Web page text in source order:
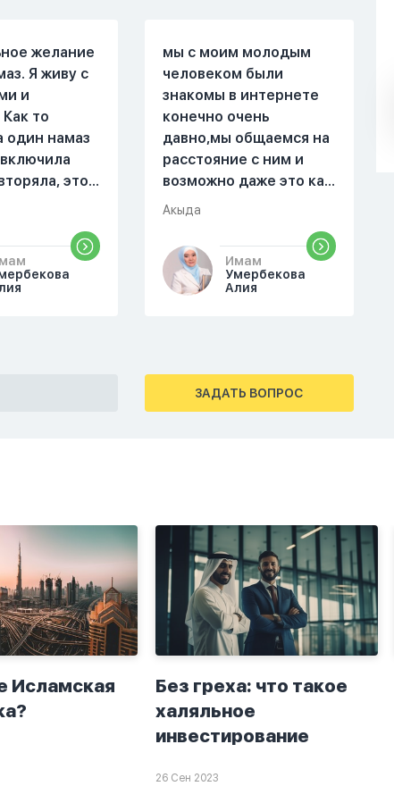
желание
Я живу с
и
то
один намаз
это
сестра.
почему ты
Ты
себя.
От родных
мы с моим молодым
человеком были
знакомы в интернете
конечно очень
давно,мы общаемся на
расстояние с ним и
возможно даже это как
то помешало,знаю о 17
прочитать два раза
истихар намаз,первый
раз я прочитала до
спокойно и в голову
начали лезть только
хорошие мысли,во
переводом на
русский,потому что
боялась ошибиться и
то что намаз не
примется,совершила
истихар во время
тахаджуд...
Акыда
Имам
Умербекова
Алия
ЗАДАТЬ ВОПРОС
Исламская
Без греха: что такое
халяльное
инвестирование
26 Сен 2023